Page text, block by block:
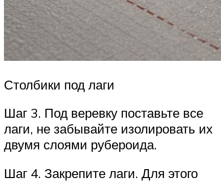
Столбики под лаги
Шаг 3. Под веревку поставьте все
лаги, не забывайте изолировать их
двумя слоями рубероида.
Шаг 4. Закрепите лаги. Для этого